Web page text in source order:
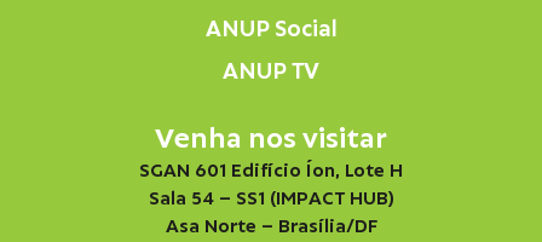
ANUP Social
ANUP TV
Venha nos visitar
SGAN 601 Edifício Íon, Lote H
Sala 54 – SS1 (IMPACT HUB)
Asa Norte – Brasília/DF